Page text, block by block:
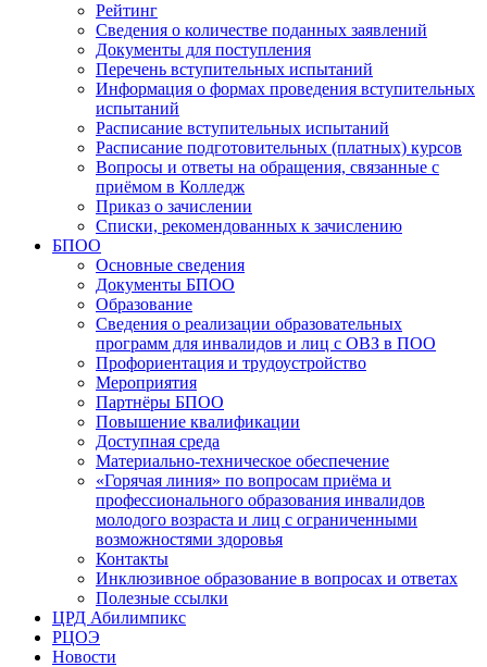
Рейтинг
Сведения о количестве поданных заявлений
Документы для поступления
Перечень вступительных испытаний
Информация о формах проведения вступительных
испытаний
Расписание вступительных испытаний
Расписание подготовительных (платных) курсов
Вопросы и ответы на обращения, связанные с
приёмом в Колледж
Приказ о зачислении
Списки, рекомендованных к зачислению
БПОО
Основные сведения
Документы БПОО
Образование
Сведения о реализации образовательных
программ для инвалидов и лиц с ОВЗ в ПОО
Профориентация и трудоустройство
Мероприятия
Партнёры БПОО
Повышение квалификации
Доступная среда
Материально-техническое обеспечение
«Горячая линия» по вопросам приёма и
профессионального образования инвалидов
молодого возраста и лиц с ограниченными
возможностями здоровья
Контакты
Инклюзивное образование в вопросах и ответах
Полезные ссылки
ЦРД Абилимпикс
РЦОЭ
Новости